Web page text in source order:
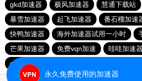
gkd加速器
极风加速器 慧通下载站
暴雪加速器
起飞加速器 番石榴加速
快鸭加速器
海外加速器试用一小时
芒果加速器
免费vqn加速 哇哇加速器
gkd加速器
永久免费使用的加速器